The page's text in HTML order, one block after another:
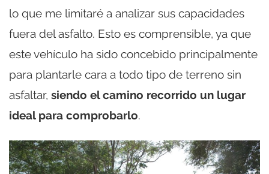
lo que me limitaré a analizar sus capacidades
fuera del asfalto. Esto es comprensible, ya que
este vehículo ha sido concebido principalmente
para plantarle cara a todo tipo de terreno sin
asfaltar, siendo el camino recorrido un lugar
ideal para comprobarlo.